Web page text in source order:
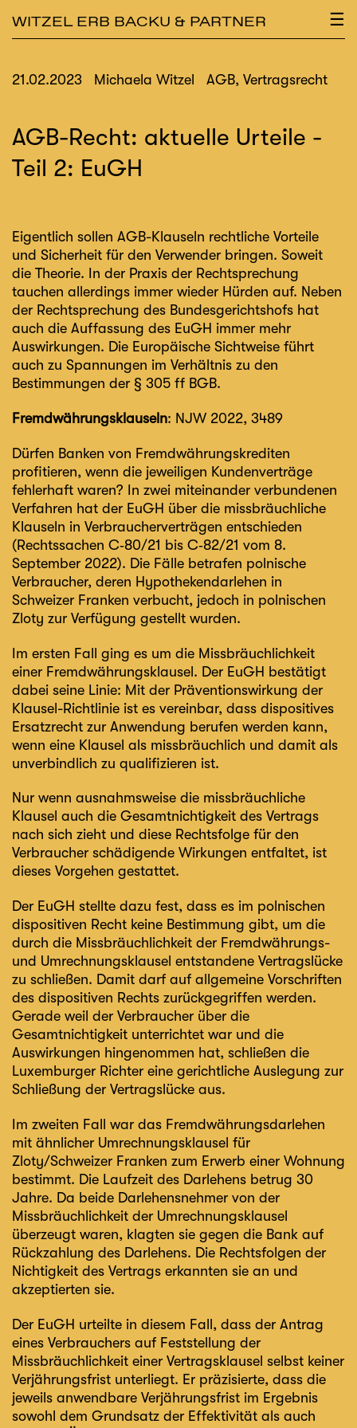
WITZEL ERB BACKU & PARTNER ☰
×
21.02.2023 Michaela Witzel AGB, Vertragsrecht
AGB-Recht: aktuelle Urteile -
Teil 2: EuGH
Eigentlich sollen AGB-Klauseln rechtliche Vorteile
und Sicherheit für den Verwender bringen. Soweit
die Theorie. In der Praxis der Rechtsprechung
tauchen allerdings immer wieder Hürden auf. Neben
der Rechtsprechung des Bundesgerichtshofs hat
auch die Auffassung des EuGH immer mehr
Auswirkungen. Die Europäische Sichtweise führt
auch zu Spannungen im Verhältnis zu den
Bestimmungen der § 305 ff BGB.
Fremdwährungsklauseln: NJW 2022, 3489
Dürfen Banken von Fremdwährungskrediten
profitieren, wenn die jeweiligen Kundenverträge
fehlerhaft waren? In zwei miteinander verbundenen
Verfahren hat der EuGH über die missbräuchliche
Klauseln in Verbraucherverträgen entschieden
(Rechtssachen C‑80/21 bis C‑82/21 vom 8.
September 2022). Die Fälle betrafen polnische
Verbraucher, deren Hypothekendarlehen in
Schweizer Franken verbucht, jedoch in polnischen
Zloty zur Verfügung gestellt wurden.
Im ersten Fall ging es um die Missbräuchlichkeit
einer Fremdwährungsklausel. Der EuGH bestätigt
dabei seine Linie: Mit der Präventionswirkung der
Klausel-Richtlinie ist es vereinbar, dass dispositives
Ersatzrecht zur Anwendung berufen werden kann,
wenn eine Klausel als missbräuchlich und damit als
unverbindlich zu qualifizieren ist.
Nur wenn ausnahmsweise die missbräuchliche
Klausel auch die Gesamtnichtigkeit des Vertrags
nach sich zieht und diese Rechtsfolge für den
Verbraucher schädigende Wirkungen entfaltet, ist
dieses Vorgehen gestattet.
Der EuGH stellte dazu fest, dass es im polnischen
dispositiven Recht keine Bestimmung gibt, um die
durch die Missbräuchlichkeit der Fremdwährungs-
und Umrechnungsklausel entstandene Vertragslücke
zu schließen. Damit darf auf allgemeine Vorschriften
des dispositiven Rechts zurückgegriffen werden.
Gerade weil der Verbraucher über die
Gesamtnichtigkeit unterrichtet war und die
Auswirkungen hingenommen hat, schließen die
Luxemburger Richter eine gerichtliche Auslegung zur
Schließung der Vertragslücke aus.
Im zweiten Fall war das Fremdwährungsdarlehen
mit ähnlicher Umrechnungsklausel für
Zloty/Schweizer Franken zum Erwerb einer Wohnung
bestimmt. Die Laufzeit des Darlehens betrug 30
Jahre. Da beide Darlehensnehmer von der
Missbräuchlichkeit der Umrechnungsklausel
überzeugt waren, klagten sie gegen die Bank auf
Rückzahlung des Darlehens. Die Rechtsfolgen der
Nichtigkeit des Vertrags erkannten sie an und
akzeptierten sie.
Der EuGH urteilte in diesem Fall, dass der Antrag
eines Verbrauchers auf Feststellung der
Missbräuchlichkeit einer Vertragsklausel selbst keiner
Verjährungsfrist unterliegt. Er präzisierte, dass die
jeweils anwendbare Verjährungsfrist im Ergebnis
sowohl dem Grundsatz der Effektivität als auch